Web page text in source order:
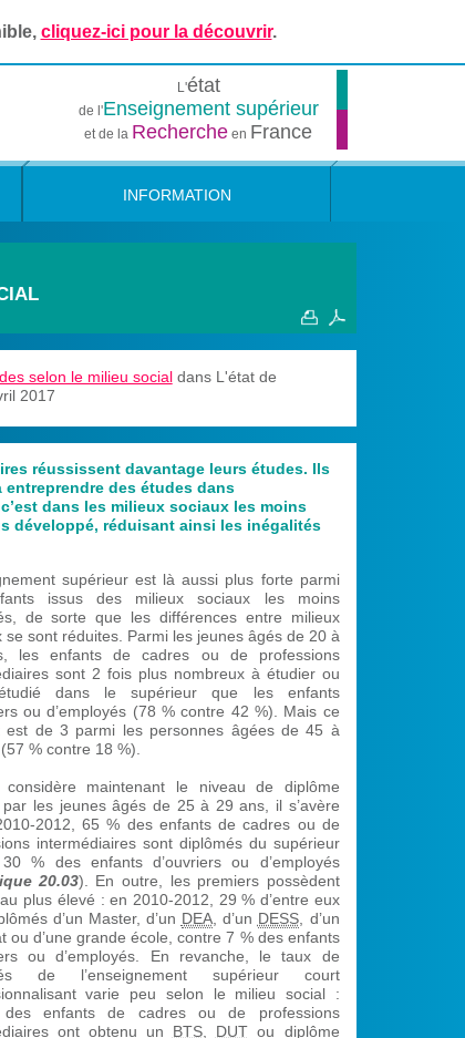
cliquez-ici pour la découvrir.
L'état
de l'Enseignement supérieur
et de la Recherche en France
INFORMATION
selon le milieu socialdans L'état de
2017
réussissent davantage leurs études. Ils
des études dans
dans les milieux sociaux les moins
développé, réduisant ainsi les inégalités
supérieur est là aussi plus forte parmi
issus des milieux sociaux les moins
de sorte que les différences entre milieux
se sont réduites. Parmi les jeunes âgés de 20 à
les enfants de cadres ou de professions
sont 2 fois plus nombreux à étudier ou
dans le supérieur que les enfants
ou d’employés (78 % contre 42 %). Mais ce
est de 3 parmi les personnes âgées de 45 à
% contre 18 %).
considère maintenant le niveau de diplôme
par les jeunes âgés de 25 à 29 ans, il s’avère
2012, 65 % des enfants de cadres ou de
intermédiaires sont diplômés du supérieur
% des enfants d’ouvriers ou d’employés
20.03). En outre, les premiers possèdent
plus élevé : en 2010-2012, 29 % d’entre eux
d’un Master, d’un DEA, d’un DESS, d’un
ou d’une grande école, contre 7 % des enfants
ou d’employés. En revanche, le taux de
de l’enseignement supérieur court
varie peu selon le milieu social :
enfants de cadres ou de professions
ont obtenu un BTS, DUTou diplôme